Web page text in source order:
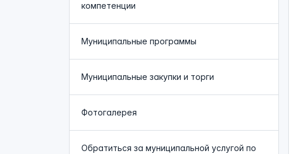
компетенции
Муниципальные программы
Муниципальные закупки и торги
Фотогалерея
Обратиться за муниципальной услугой по